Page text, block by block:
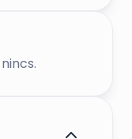
olyan legyen,
Legyen az